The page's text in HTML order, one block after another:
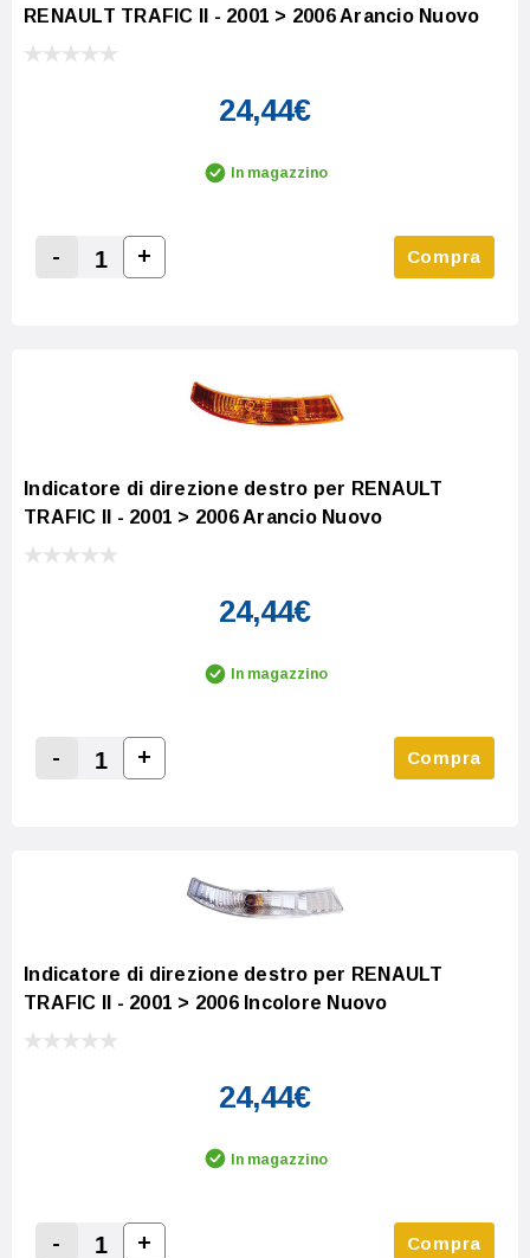
RENAULT TRAFIC II - 2001 > 2006 Arancio Nuovo
24,44€
In magazzino
Decrease Quantity:
-
Increase Quantity:
+ Compra
Indicatore di direzione destro per RENAULT
TRAFIC II - 2001 > 2006 Arancio Nuovo
24,44€
In magazzino
Decrease Quantity:
-
Increase Quantity:
+ Compra
Indicatore di direzione destro per RENAULT
TRAFIC II - 2001 > 2006 Incolore Nuovo
24,44€
In magazzino
- + Compra